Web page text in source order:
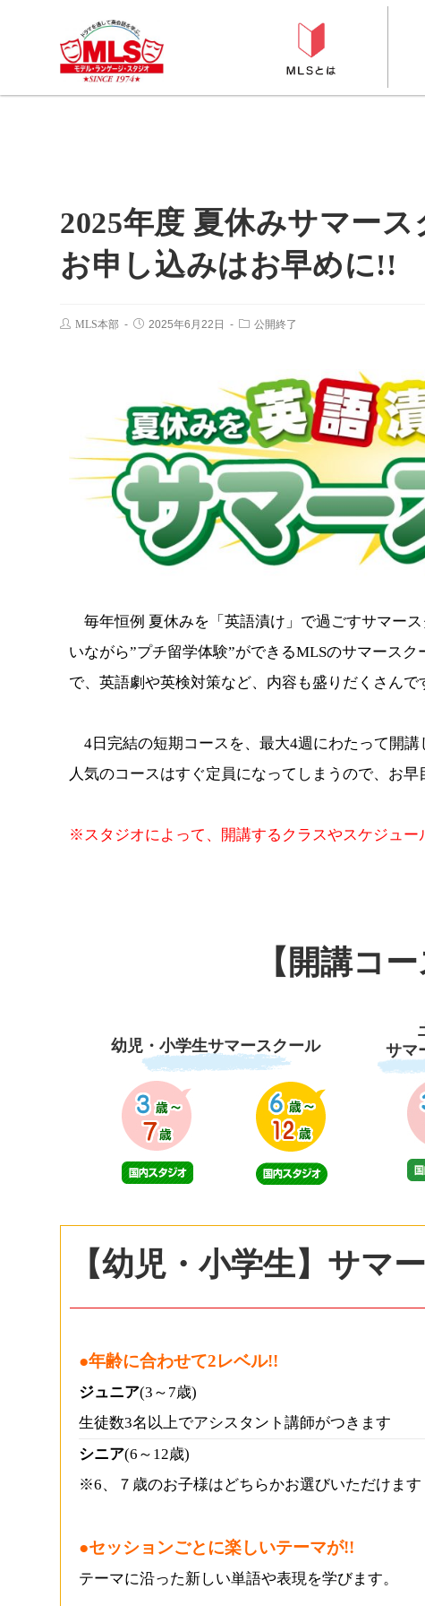
2025年度 夏休みサマー
お申し込みはお早めに!!
MLS本部 2025年6月22日 公開終了
毎年恒例 夏休みを「英語漬け」で過ごすサマー
いながら”プチ留学体験”ができるMLSのサマース
で、英語劇や英検対策など、内容も盛りだくさんで
4日完結の短期コースを、最大4週にわたって開講
人気のコースはすぐ定員になってしまうので、お
※スタジオによって、開講するクラスやスケジュー
【開講コ
幼児・小学生サマースクール
サマ
【幼児・小学生】サマ
●年齢に合わせて2レベル!!
ジュニア(3～7歳)
生徒数3名以上でアシスタント講師がつきます
シニア(6～12歳)
※6、７歳のお子様はどちらかお選びいただけます
●セッションごとに楽しいテーマが!!
テーマに沿った新しい単語や表現を学びます。